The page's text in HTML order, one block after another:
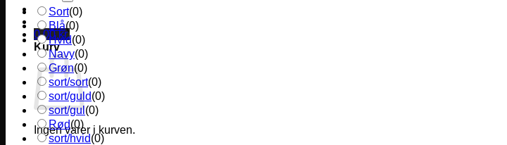
0,00kr.
Kurv
Ingen varer i kurven.
Sort(0)
Blå(0)
Hvid(0)
Navy(0)
Grøn(0)
sort/sort(0)
sort/guld(0)
sort/gul(0)
Rød(0)
sort/hvid(0)